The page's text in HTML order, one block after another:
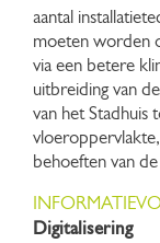
aantal
moeten worden
via een betere
uitbreiding van
van het Stadhuis
behoeften van
Digitalisering